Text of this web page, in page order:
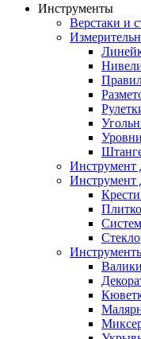
Инструменты
Верстаки и
Уровни
Инструмент
Инструмент